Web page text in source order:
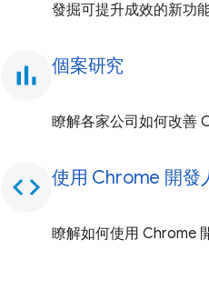
發掘可提升成效的新功
bar_chart 個案研究
瞭解各家公司如何改善
code 使用 Chrome 開發
瞭解如何使用 Chrome